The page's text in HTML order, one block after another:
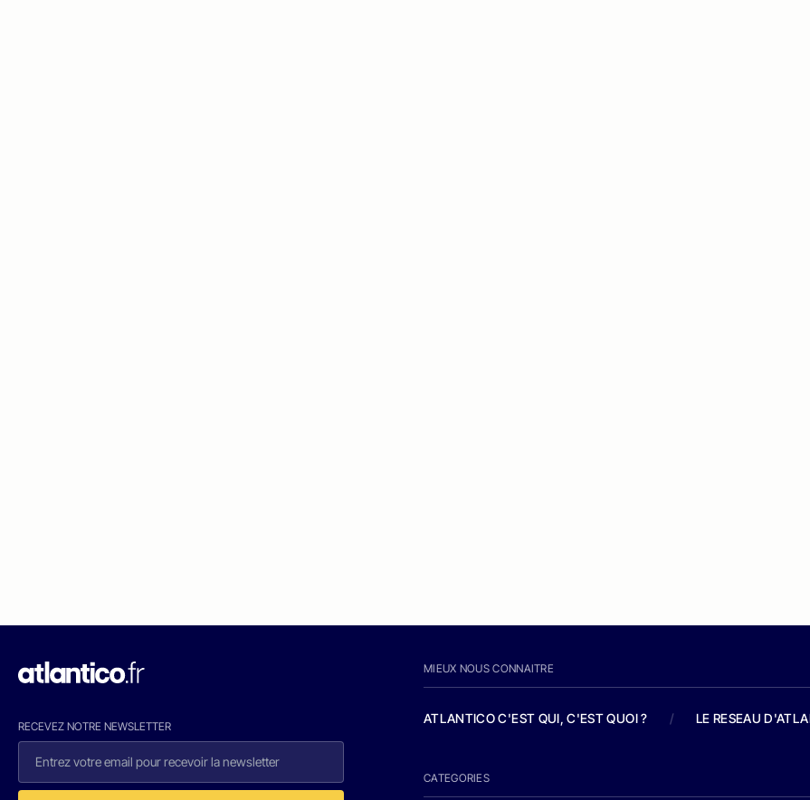
RECEVEZ NOTRE NEWSLETTER
MIEUX NOUS CONNAITRE
ATLANTICO C'EST QUI, C'EST QUOI ? / LE RESEAU
CATEGORIES